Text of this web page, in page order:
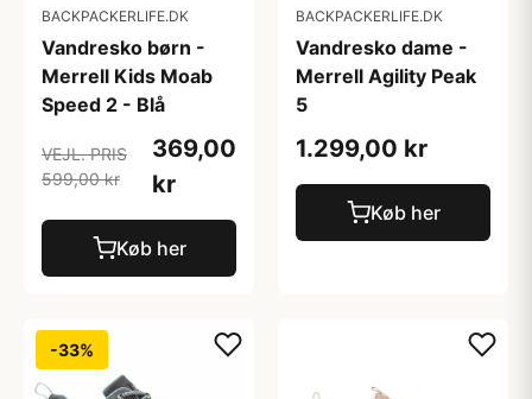
BACKPACKERLIFE.DK
Vandresko børn -
Merrell Kids Moab
Speed 2 - Blå
VEJL. PRIS
599,00 kr
369,00
kr
Køb her
BACKPACKERLIFE.DK
Vandresko dame -
Merrell Agility Peak
5
1.299,00 kr
Køb her
-33%